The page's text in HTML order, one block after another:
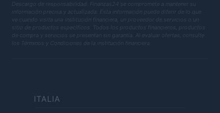
Descargo de responsabilidad: Finanzas24 se compromete a mantener su
información precisa y actualizada. Esta información puede diferir de lo que
ve cuando visita una institución financiera, un proveedor de servicios o un
sitio de productos específicos. Todos los productos financieros, productos
de compra y servicios se presentan sin garantía. Al evaluar ofertas, consulte
los Términos y Condiciones de la institución financiera.
ITALIA